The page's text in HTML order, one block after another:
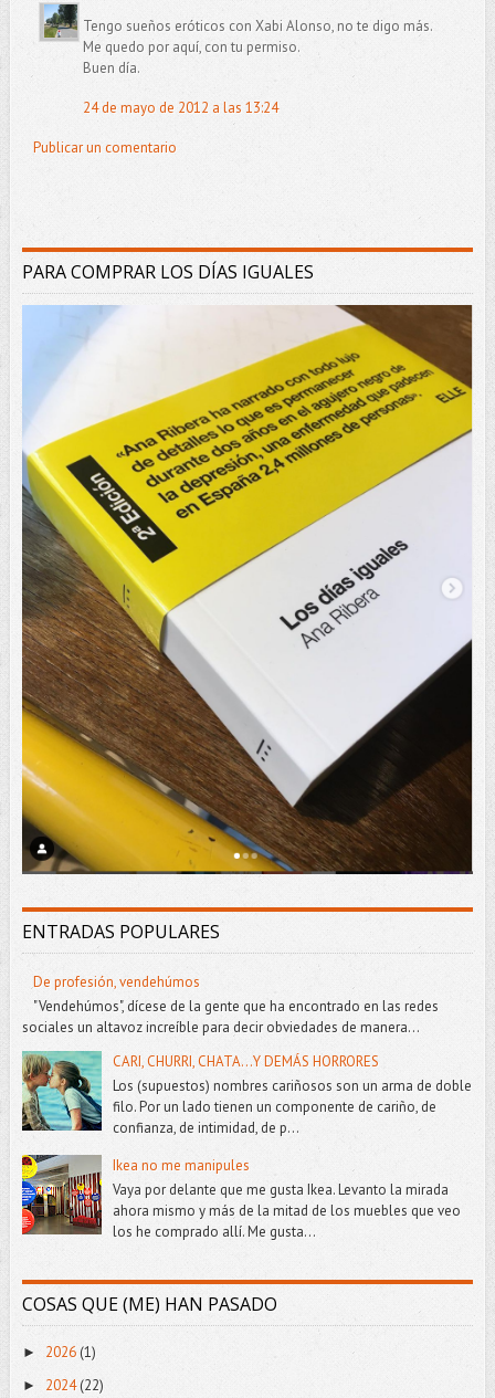
Tengo sueños eróticos con Xabi Alonso, no te digo más.
Me quedo por aquí, con tu permiso.
Buen día.
24 de mayo de 2012 a las 13:24
Publicar un comentario
PARA COMPRAR LOS DÍAS IGUALES
ENTRADAS POPULARES
De profesión, vendehúmos
"Vendehúmos", dícese de la gente que ha encontrado en las redes
sociales un altavoz increíble para decir obviedades de manera...
CARI, CHURRI, CHATA...Y DEMÁS HORRORES
Los (supuestos) nombres cariñosos son un arma de doble
filo. Por un lado tienen un componente de cariño, de
confianza, de intimidad, de p...
Ikea no me manipules
Vaya por delante que me gusta Ikea. Levanto la mirada
ahora mismo y más de la mitad de los muebles que veo
los he comprado allí. Me gusta...
COSAS QUE (ME) HAN PASADO
► 2026(1)
► 2024(22)